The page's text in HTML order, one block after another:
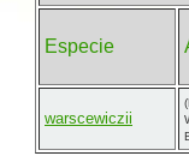
Especie
warscewiczii